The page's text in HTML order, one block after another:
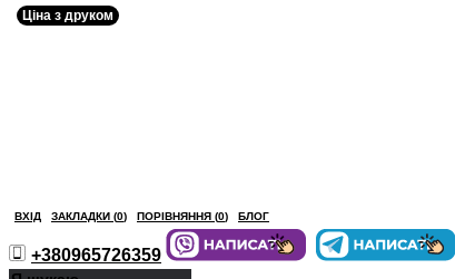
ВХІД ЗАКЛАДКИ (0) ПОРІВНЯННЯ (0) БЛОГ
+380965726359
Ціна з друком